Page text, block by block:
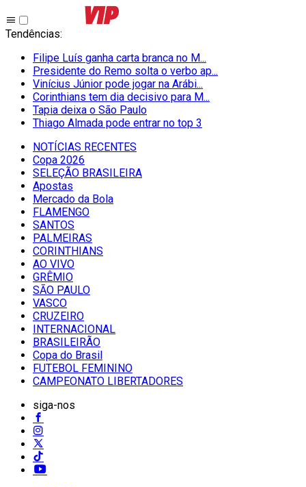
Tendências:
Filipe Luís ganha carta branca no M...
Presidente do Remo solta o verbo ap...
Vinícius Júnior pode jogar na Arábi...
Corinthians tem dia decisivo para M...
Tapia deixa o São Paulo
Thiago Almada pode entrar no top 3
NOTÍCIAS RECENTES
Copa 2026
SELEÇÃO BRASILEIRA
Apostas
Mercado da Bola
FLAMENGO
SANTOS
PALMEIRAS
CORINTHIANS
AO VIVO
GRÊMIO
SĀO PAULO
VASCO
CRUZEIRO
INTERNACIONAL
BRASILEIRÃO
Copa do Brasil
FUTEBOL FEMININO
CAMPEONATO LIBERTADORES
siga-nos